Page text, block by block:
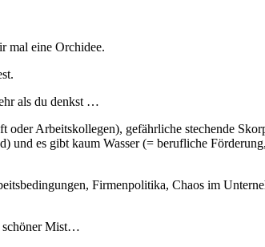
mal eine Orchidee.
als du denkst …
oder Arbeitskollegen), gefährliche stechende
es gibt kaum Wasser (= berufliche
Firmenpolitika, Chaos im
schöner Mist…